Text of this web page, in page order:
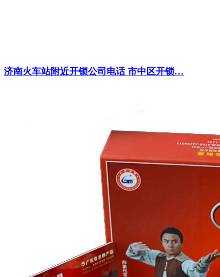
济南火车站附近开锁公司电话 市中区开锁…